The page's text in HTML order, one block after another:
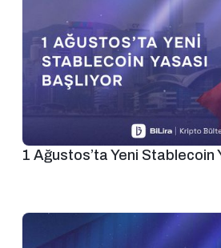
1 Ağustos’ta Yeni Stablecoin